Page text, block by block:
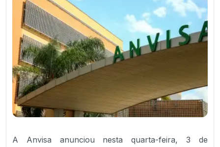
A Anvisa anunciou nesta quarta-feira, 3 de